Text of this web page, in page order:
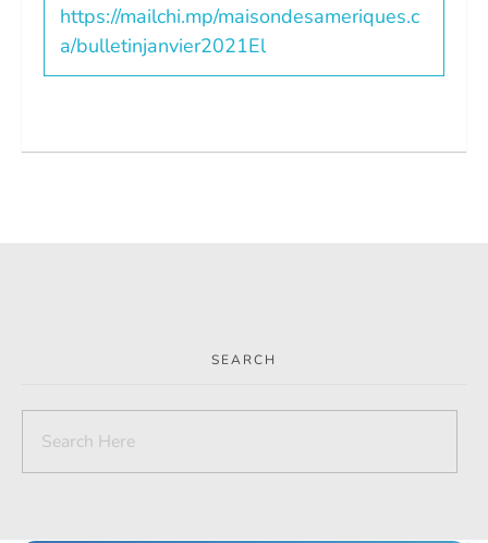
https://mailchi.mp/maisondesameriques.c
a/bulletinjanvier2021El
SEARCH